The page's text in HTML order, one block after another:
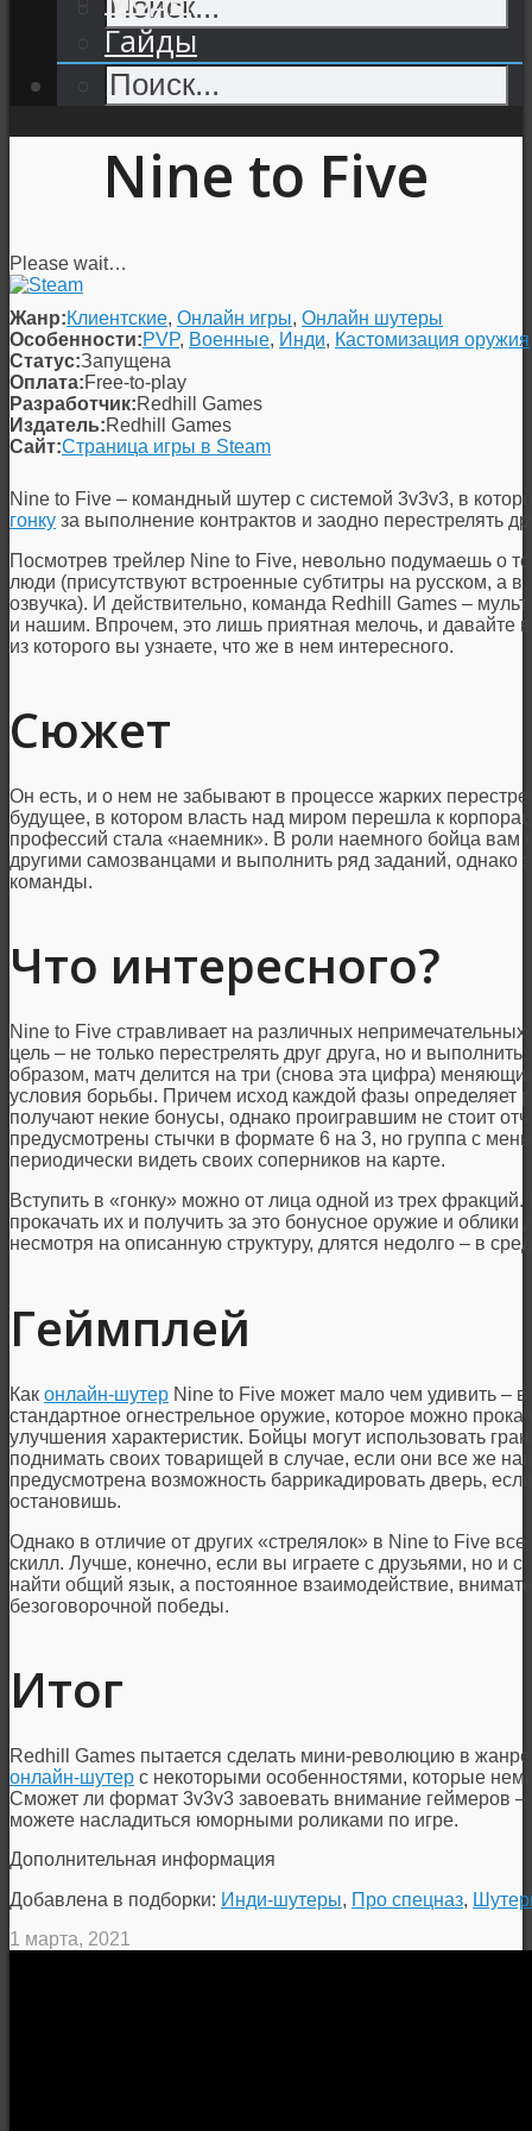
Гайды
Nine to Five
Please wait…
Жанр:Клиентские, Онлайн игры, Онлайн шутеры
Особенности:PVP, Военные, Инди, Кастомизация оружия
Статус:Запущена
Оплата:Free-to-play
Разработчик:Redhill Games
Издатель:Redhill Games
Сайт:Страница игры в Steam
Nine to Five – командный шутер с системой 3v3v3, в
гонку за выполнение контрактов и заодно перестрелять
Посмотрев трейлер Nine to Five, невольно подумаешь о
люди (присутствуют встроенные субтитры на русском, а
озвучка). И действительно, команда Redhill Games –
и нашим. Впрочем, это лишь приятная мелочь, и давайте
из которого вы узнаете, что же в нем интересного.
Сюжет
Он есть, и о нем не забывают в процессе жарких
будущее, в котором власть над миром перешла к
профессий стала «наемник». В роли наемного бойца вам
другими самозванцами и выполнить ряд заданий, однако
команды.
Что интересного?
Nine to Five стравливает на различных
цель – не только перестрелять друг друга, но и
образом, матч делится на три (снова эта цифра)
условия борьбы. Причем исход каждой фазы определяет
получают некие бонусы, однако проигравшим не стоит
предусмотрены стычки в формате 6 на 3, но группа с
периодически видеть своих соперников на карте.
Вступить в «гонку» можно от лица одной из трех
прокачать их и получить за это бонусное оружие и
несмотря на описанную структуру, длятся недолго – в
Геймплей
Как онлайн-шутер Nine to Five может мало чем удивить – в
стандартное огнестрельное оружие, которое можно
улучшения характеристик. Бойцы могут использовать
поднимать своих товарищей в случае, если они все же
предусмотрена возможность баррикадировать дверь,
остановишь.
Однако в отличие от других «стрелялок» в Nine to Five
скилл. Лучше, конечно, если вы играете с друзьями, но и
найти общий язык, а постоянное взаимодействие,
безоговорочной победы.
Итог
Redhill Games пытается сделать мини-революцию в
онлайн-шутер с некоторыми особенностями, которые
Сможет ли формат 3v3v3 завоевать внимание геймеров –
можете насладиться юморными роликами по игре.
Дополнительная информация
Добавлена в подборки: Инди-шутеры, Про спецназ,
1 марта, 2021